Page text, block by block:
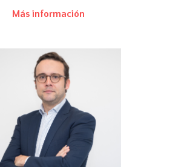
Más información